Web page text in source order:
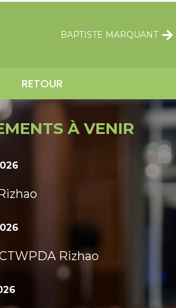
RETOUR
BAPTISTE MARQUANT
À VENIR
Rizhao